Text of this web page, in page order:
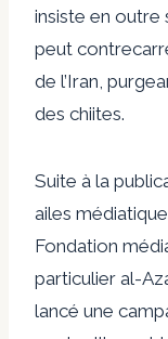
insiste en outre
peut
de l’Iran,
des chiites.
Suite à la
ailes
Fondation
particulier al-
lancé une